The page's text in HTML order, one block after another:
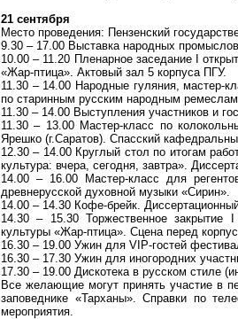
21 сентября
Место проведения: Пензенский
9.30 – 17.00 Выставка народных
10.00 – 11.20 Пленарное заседание I
«Жар-птица». Актовый зал 5 корпуса ПГУ.
11.30 – 14.00 Народные гуляния, мастер-
по старинным русским народным
11.30 – 14.00 Выступления участников и
11.30 – 13.00 Мастер-класс по
Ярешко (г.Саратов). Спасский
12.30 – 14.00 Круглый стол по итогам
культура: вчера, сегодня, завтра».
14.00 – 16.00 Мастер-класс для
древнерусской духовной музыки «Сирин».
14.00 – 14.30 Кофе-брейк.
14.30 – 15.30 Торжественное закрытие I
культуры «Жар-птица». Сцена перед
16.30 – 19.00 Ужин для VIP-гостей
16.30 – 17.30 Ужин для иногородних
17.30 – 19.00 Дискотека в русском стиле
Все желающие могут принять участие в
заповеднике «Тарханы». Справки по
мероприятия.